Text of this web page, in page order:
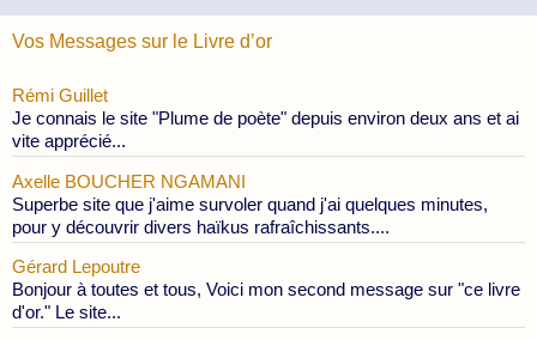
Vos Messages sur le Livre d’or
Rémi Guillet
Je connais le site "Plume de poète" depuis environ deux ans et ai
vite apprécié...
Axelle BOUCHER NGAMANI
Superbe site que j'aime survoler quand j'ai quelques minutes,
pour y découvrir divers haïkus rafraîchissants....
Gérard Lepoutre
Bonjour à toutes et tous, Voici mon second message sur "ce livre
d'or." Le site...